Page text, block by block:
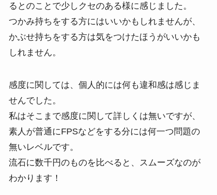
るとのことで少しクセのある様に感じました。
つかみ持ちをする方にはいいかもしれませんが、
かぶせ持ちをする方は気をつけたほうがいいかも
しれません。
感度に関しては、個人的には何も違和感は感じま
せんでした。
私はそこまで感度に関して詳しくは無いですが、
素人が普通にFPSなどをする分には何一つ問題の
無いレベルです。
流石に数千円のものを比べると、スムーズなのが
わかります！